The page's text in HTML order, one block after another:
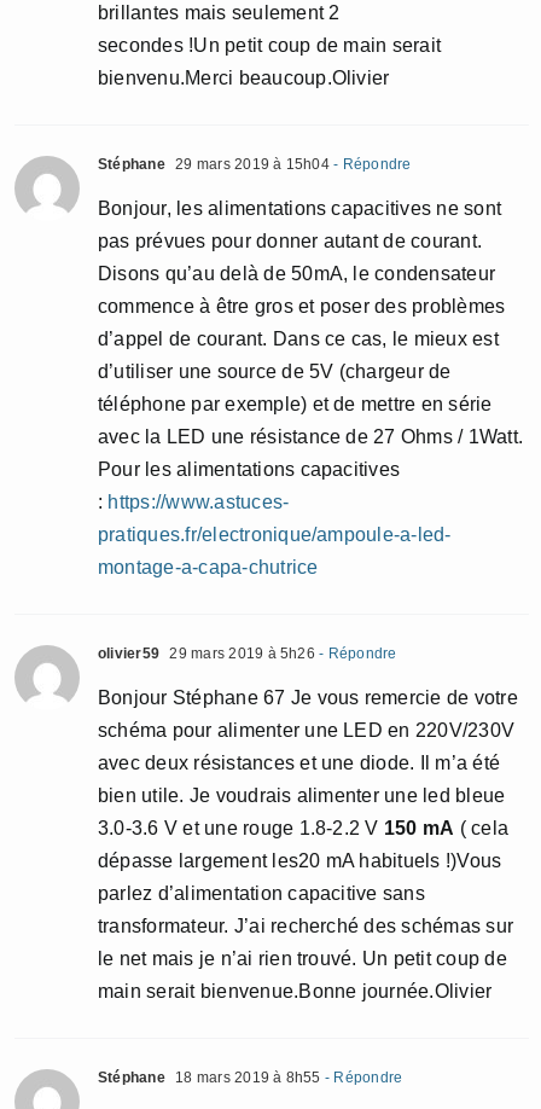
brillantes mais seulement 2
secondes !Un petit coup de main serait
bienvenu.Merci beaucoup.Olivier
Stéphane 29 mars 2019 à 15h04- Répondre
Bonjour, les alimentations capacitives ne sont
pas prévues pour donner autant de courant.
Disons qu’au delà de 50mA, le condensateur
commence à être gros et poser des problèmes
d’appel de courant. Dans ce cas, le mieux est
d’utiliser une source de 5V (chargeur de
téléphone par exemple) et de mettre en série
avec la LED une résistance de 27 Ohms / 1Watt.
Pour les alimentations capacitives
: https://www.astuces-
pratiques.fr/electronique/ampoule-a-led-
montage-a-capa-chutrice
olivier59 29 mars 2019 à 5h26 - Répondre
Bonjour Stéphane 67 Je vous remercie de votre
schéma pour alimenter une LED en 220V/230V
avec deux résistances et une diode. Il m’a été
bien utile. Je voudrais alimenter une led bleue
3.0-3.6 V et une rouge 1.8-2.2 V 150 mA ( cela
dépasse largement les20 mA habituels !)Vous
parlez d’alimentation capacitive sans
transformateur. J’ai recherché des schémas sur
le net mais je n’ai rien trouvé. Un petit coup de
main serait bienvenue.Bonne journée.Olivier
Stéphane 18 mars 2019 à 8h55 - Répondre